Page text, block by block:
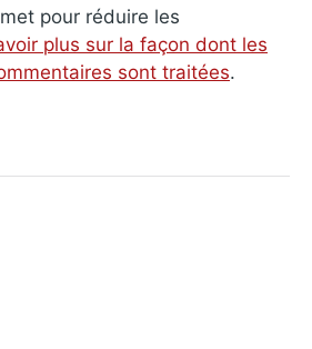
pour réduire les
plus sur la façon dont les
sont traitées.